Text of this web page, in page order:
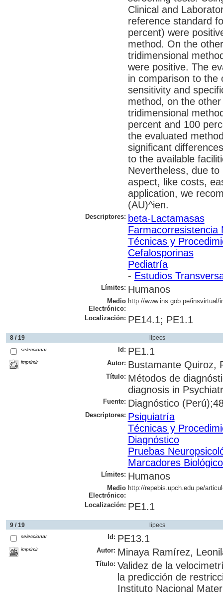
Clinical and
reference standard
percent) were
method. On the
tridimensional
were positive. The
in comparison to the
sensitivity and
method, on the
tridimensional
percent and 100
the evaluated
significant
to the available
Nevertheless, due
aspect, like costs,
application, we
(AU)^ien.
Descriptores: beta-Lactamasas
Farmacorresistencia
Técnicas y
Cefalosporinas
Pediatría
- Estudios
Límites: Humanos
Medio
Electrónico:
http://www.ins.gob.pe/
Localización: PE14.1; PE1.1
8 / 19 lipecs
seleccionar
imprimir
Id: PE1.1
Autor: Bustamante Quiroz,
Título: Métodos de
diagnosis in
Fuente: Diagnóstico
Descriptores: Psiquiatría
Técnicas y
Diagnóstico
Pruebas
Marcadores
Límites: Humanos
Medio
Electrónico:
http://repebis.upch.edu.pe/
Localización: PE1.1
9 / 19 lipecs
seleccionar
imprimir
Id: PE13.1
Autor: Minaya Ramírez,
Título: Validez de la
la predicción de
Instituto Nacional